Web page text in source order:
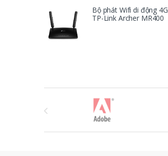
Bộ phát Wifi di động 4G
TP-Link Archer MR400